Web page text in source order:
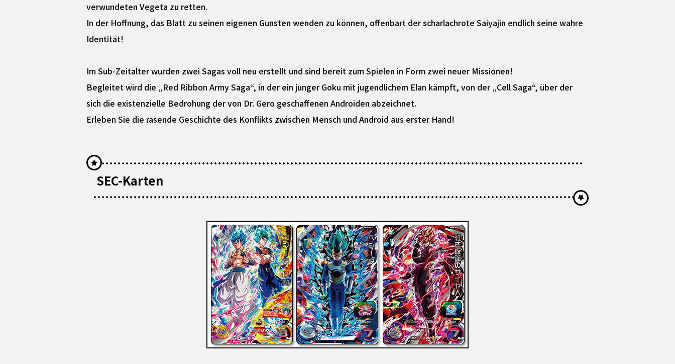
verwundeten Vegeta zu retten.
In der Hoffnung, das Blatt zu seinen eigenen Gunsten wenden zu können, offenbart der scharlachrote Saiyajin endlich seine wahre
Identität!
Im Sub-Zeitalter wurden zwei Sagas voll neu erstellt und sind bereit zum Spielen in Form zwei neuer Missionen!
Begleitet wird die „Red Ribbon Army Saga“, in der ein junger Goku mit jugendlichem Elan kämpft, von der „Cell Saga“, über der
sich die existenzielle Bedrohung der von Dr. Gero geschaffenen Androiden abzeichnet.
Erleben Sie die rasende Geschichte des Konflikts zwischen Mensch und Android aus erster Hand!
SEC-Karten